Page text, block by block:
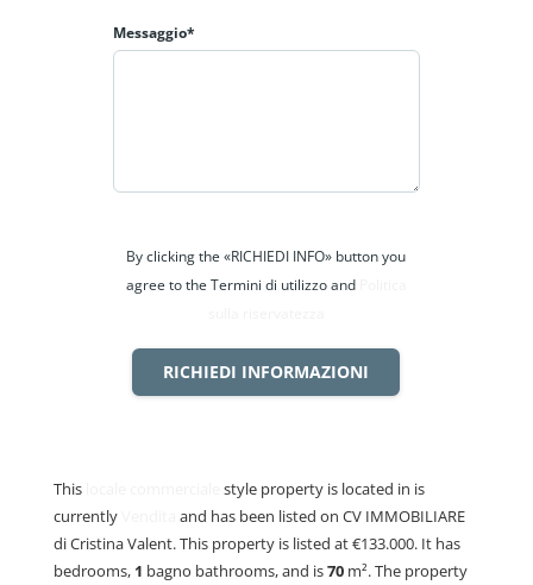
Messaggio*
By clicking the «RICHIEDI INFO» button you
agree to the Termini di utilizzo and
RICHIEDI INFORMAZIONI
This
style property is located in is
currently
and has been listed on CV IMMOBILIARE
di Cristina Valent. This property is listed at €133.000. It has
bedrooms, 1 bagno bathrooms, and is70 m². The property